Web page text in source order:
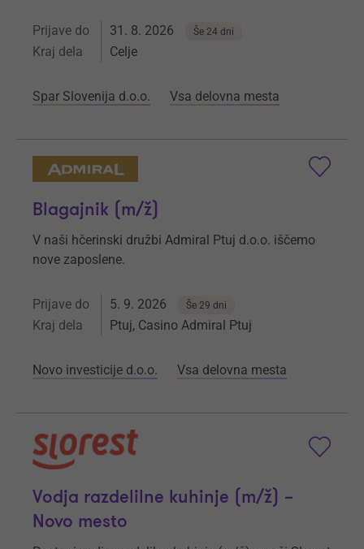
Prijave do 31. 8. 2026 Še 24 dni
Kraj dela Celje
Spar Slovenija d.o.o. Vsa delovna mesta
Blagajnik (m/ž)
V naši hčerinski družbi Admiral Ptuj d.o.o. iščemo
nove zaposlene.
Prijave do 5. 9. 2026 Še 29 dni
Kraj dela Ptuj, Casino Admiral Ptuj
Novo investicije d.o.o. Vsa delovna mesta
Vodja razdelilne kuhinje (m/ž) –
Novo mesto